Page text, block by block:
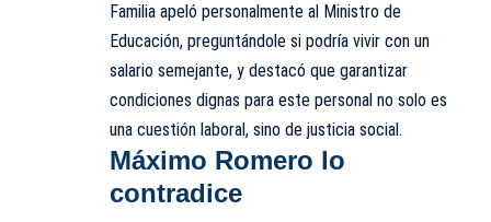
Familia apeló personalmente al Ministro de
Educación, preguntándole si podría vivir con un
salario semejante, y destacó que garantizar
condiciones dignas para este personal no solo es
una cuestión laboral, sino de justicia social.
Máximo Romero lo
contradice